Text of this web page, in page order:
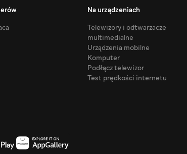
Na urządzeniach
Telewizory i odtwarzacze
multimedialne
Urządzenia mobilne
Komputer
Podłącz telewizor
Test prędkości internetu